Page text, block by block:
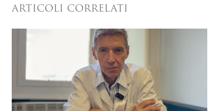
ARTICOLI CORRELATI